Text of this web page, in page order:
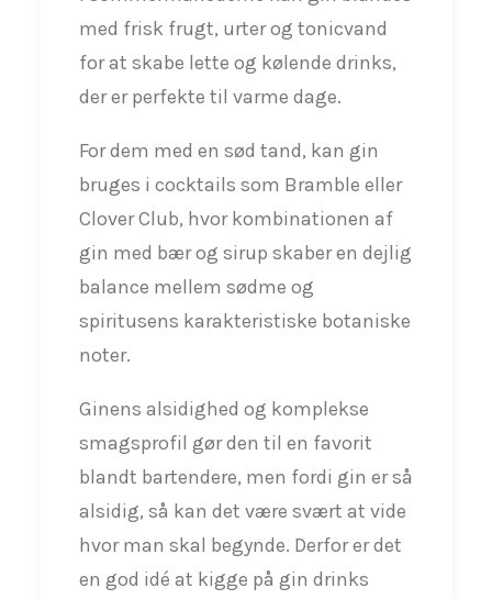
med frisk frugt, urter og tonicvand
for at skabe lette og kølende drinks,
der er perfekte til varme dage.
For dem med en sød tand, kan gin
bruges i cocktails som Bramble eller
Clover Club, hvor kombinationen af
gin med bær og sirup skaber en dejlig
balance mellem sødme og
spiritusens karakteristiske botaniske
noter.
Ginens alsidighed og komplekse
smagsprofil gør den til en favorit
blandt bartendere, men fordi gin er så
alsidig, så kan det være svært at vide
hvor man skal begynde. Derfor er det
en god idé at kigge på gin drinks